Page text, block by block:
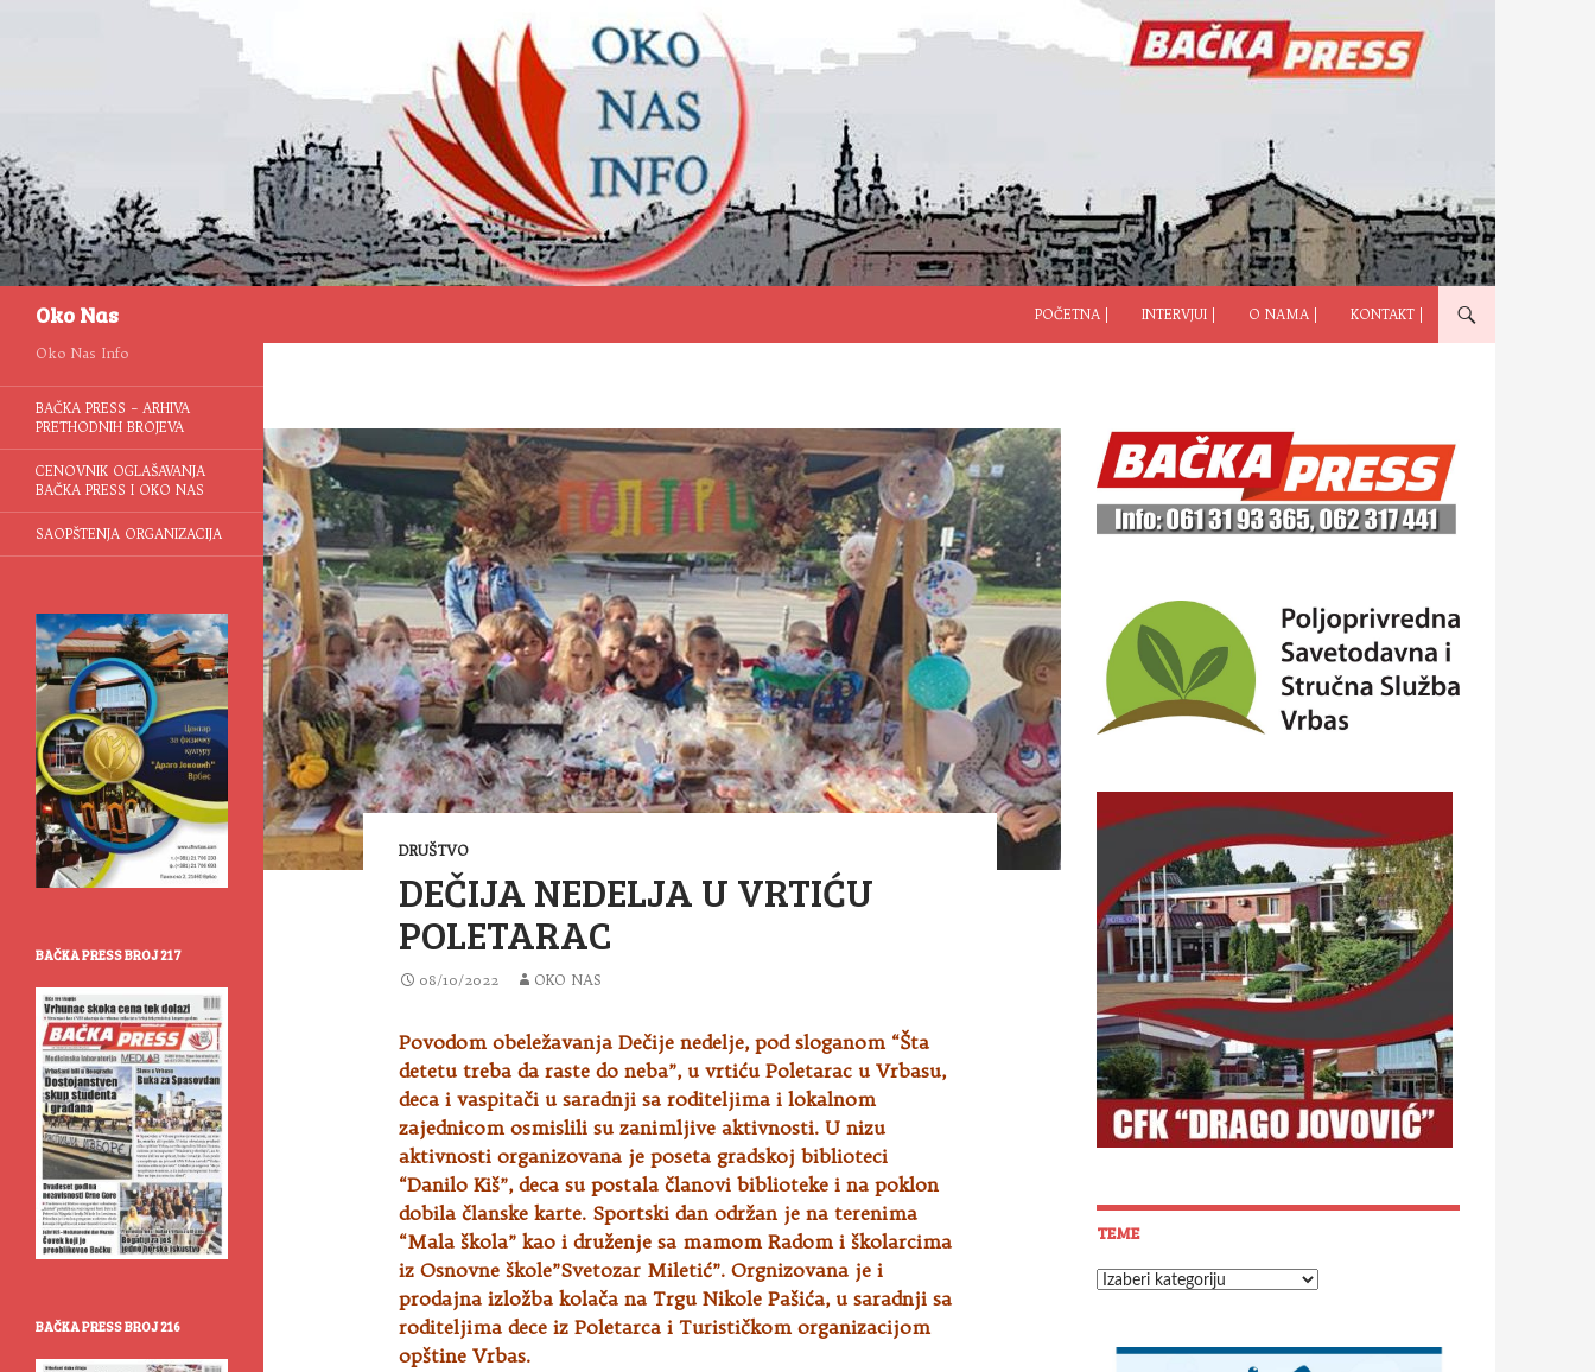
Oko Nas
POČETNA |
INTERVJUI | O NAMA | KONTAKT |
DRUŠTVO
DEČIJA NEDELJA U VRTIĆU
POLETARAC
08/10/2022 OKO NAS
Povodom obeležavanja Dečije nedelje, pod sloganom “Šta
detetu treba da raste do neba”, u vrtiću Poletarac u Vrbasu,
deca i vaspitači u saradnji sa roditeljima i lokalnom
zajednicom osmislili su zanimljive aktivnosti. U nizu
aktivnosti organizovana je poseta gradskoj biblioteci
“Danilo Kiš”, deca su postala članovi biblioteke i na poklon
dobila članske karte. Sportski dan održan je na terenima
“Mala škola” kao i druženje sa mamom Radom i školarcima
iz Osnovne škole”Svetozar Miletić”. Orgnizovana je i
prodajna izložba kolača na Trgu Nikole Pašića, u saradnji sa
roditeljima dece iz Poletarca i Turističkom organizacijom
opštine Vrbas.
TEME
Teme
Oko Nas Info
BAČKA PRESS – ARHIVA
PRETHODNIH BROJEVA
CENOVNIK OGLAŠAVANJA
BAČKA PRESS I OKO NAS
SAOPŠTENJA ORGANIZACIJA
BAČKA PRESS BROJ 217
BAČKA PRESS BROJ 216